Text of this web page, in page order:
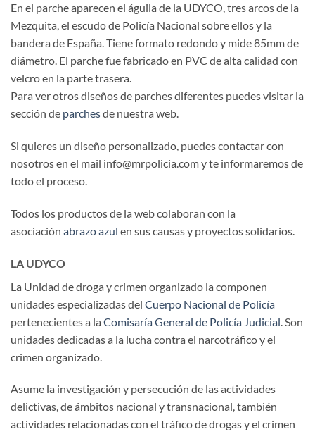
En el parche aparecen el águila de la UDYCO, tres arcos de la
Mezquita, el escudo de Policía Nacional sobre ellos y la
bandera de España. Tiene formato redondo y mide 85mm de
diámetro. El parche fue fabricado en PVC de alta calidad con
velcro en la parte trasera.
Para ver otros diseños de parches diferentes puedes visitar la
sección de parchesde nuestra web.
Si quieres un diseño personalizado, puedes contactar con
nosotros en el mail info@mrpolicia.com y te informaremos de
todo el proceso.
Todos los productos de la web colaboran con la
asociación abrazo azul en sus causas y proyectos solidarios.
LA UDYCO
La Unidad de droga y crimen organizado la componen
unidades especializadas del Cuerpo Nacional de Policía
pertenecientes a la Comisaría General de Policía Judicial . Son
unidades dedicadas a la lucha contra el narcotráfico y el
crimen organizado.
Asume la investigación y persecución de las actividades
delictivas, de ámbitos nacional y transnacional, también
actividades relacionadas con el tráfico de drogas y el crimen